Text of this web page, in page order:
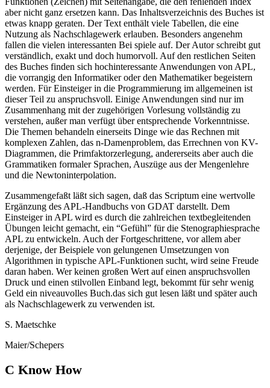
aber nicht ganz ersetzen kann. Das Inhaltsverzeichnis des Buches ist
etwas knapp geraten. Der Text enthält viele Tabellen, die eine
Nutzung als Nachschlagewerk erlauben. Besonders angenehm
fallen die vielen interessanten Bei spiele auf. Der Autor schreibt gut
verständlich, exakt und doch humorvoll. Auf den restlichen Seiten
des Buches finden sich hochinteressante Anwendungen von APL,
die vorrangig den Informatiker oder den Mathematiker begeistern
werden. Für Einsteiger in die Programmierung im allgemeinen ist
dieser Teil zu anspruchsvoll. Einige Anwendungen sind nur im
Zusammenhang mit der zugehörigen Vorlesung vollständig zu
verstehen, außer man verfügt über entsprechende Vorkenntnisse.
Die Themen behandeln einerseits Dinge wie das Rechnen mit
komplexen Zahlen, das n-Damenproblem, das Errechnen von KV-
Diagrammen, die Primfaktorzerlegung, andererseits aber auch die
Grammatiken formaler Sprachen, Auszüge aus der Mengenlehre
und die Newtoninterpolation.
Zusammengefaßt läßt sich sagen, daß das Scriptum eine wertvolle
Ergänzung des APL-Handbuchs von GDAT darstellt. Dem
Einsteiger in APL wird es durch die zahlreichen textbegleitenden
Übungen leicht gemacht, ein “Gefühl” für die Stenographiesprache
APL zu entwickeln. Auch der Fortgeschrittene, vor allem aber
derjenige, der Beispiele von gelungenen Umsetzungen von
Algorithmen in typische APL-Funktionen sucht, wird seine Freude
daran haben. Wer keinen großen Wert auf einen anspruchsvollen
Druck und einen stilvollen Einband legt, bekommt für sehr wenig
Geld ein niveauvolles Buch.das sich gut lesen läßt und später auch
als Nachschlagewerk zu verwenden ist.
S. Maetschke
Maier/Schepers
C Know How